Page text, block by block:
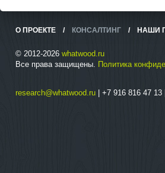
О ПРОЕКТЕ / КОНСАЛТИНГ / НАШИ
© 2012-2026 whatwood.ru
Все права защищены. Политика
research@whatwood.ru | +7 916 816 47